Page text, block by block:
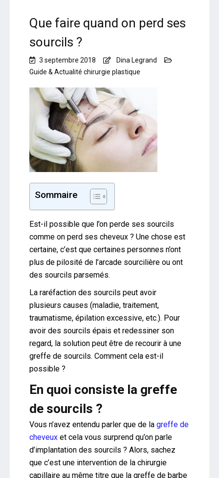
Que faire quand on perd ses
sourcils ?
3 septembre 2018
Dina Legrand
Guide & Actualité chirurgie plastique
Sommaire
Est-il possible que l’on perde ses sourcils
comme on perd ses cheveux ? Une chose est
certaine, c’est que certaines personnes n’ont
plus de pilosité de l’arcade sourcilière ou ont
des sourcils parsemés.
La raréfaction des sourcils peut avoir
plusieurs causes (maladie, traitement,
traumatisme, épilation excessive, etc.). Pour
avoir des sourcils épais et redessiner son
regard, la solution peut être de recourir à une
greffe de sourcils. Comment cela est-il
possible ?
En quoi consiste la greffe
de sourcils ?
Vous n’avez entendu parler que de la greffe de
cheveux et cela vous surprend qu’on parle
d’implantation des sourcils ? Alors, sachez
que c’est une intervention de la chirurgie
capillaire au même titre que la greffe de barbe